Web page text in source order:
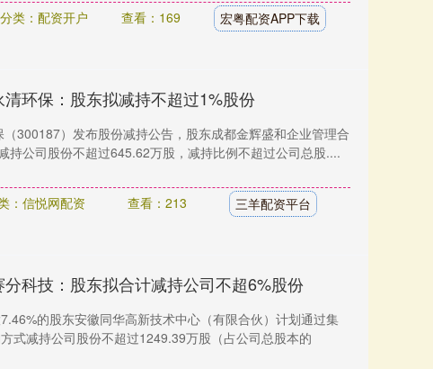
分类：配资开户 查看：169 宏粤配资APP下载
环保：股东拟减持不超过1%股份
300187）发布股份减持公告，股东成都金辉盛和企业管理合
持公司股份不超过645.62万股，减持比例不超过公司总股....
：信悦网配资 查看：213 三羊配资平台
科技：股东拟合计减持公司不超6%股份
的股东安徽同华高新技术中心（有限合伙）计划通过集
式减持公司股份不超过1249.39万股（占公司总股本的